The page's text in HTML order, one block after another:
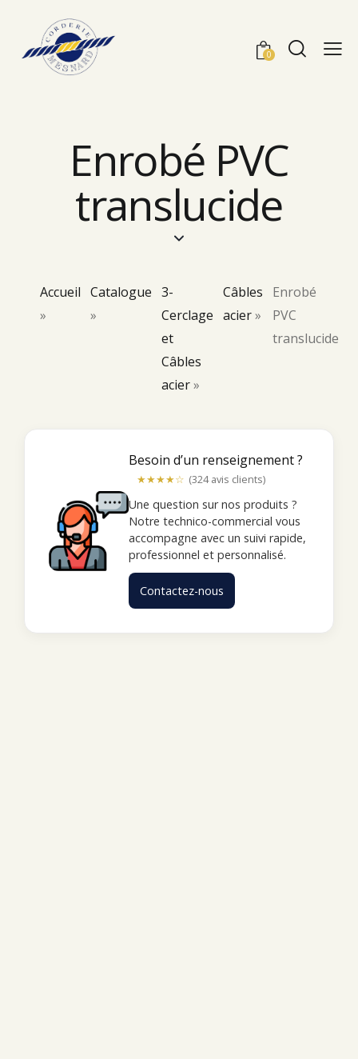
0
Enrobé PVC
translucide
Accueil
»
Catalogue
»
3-
Cerclage
et
Câbles
acier»
Câbles
acier»
Enrobé
PVC
translucide
Besoin d’un renseignement ?
★★★★☆ (324 avis clients)
Une question sur nos produits ?
Notre technico-commercial vous
accompagne avec un suivi rapide,
professionnel et personnalisé.
Contactez-nous